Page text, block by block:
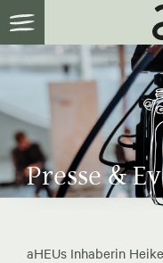
Presse &
aHEUs Inhaberin